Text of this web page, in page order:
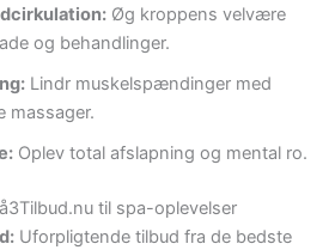
Øg kroppens velvære
og behandlinger.
Lindr muskelspændinger med
massager.
Oplev total afslapning og mental ro.
til spa-oplevelser
Uforpligtende tilbud fra de bedste